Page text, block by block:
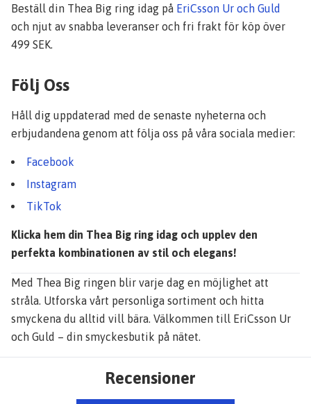
Beställ din Thea Big ring idag på EriCsson Ur och Guld
och njut av snabba leveranser och fri frakt för köp över
499 SEK.
Följ Oss
Håll dig uppdaterad med de senaste nyheterna och
erbjudandena genom att följa oss på våra sociala medier:
Facebook
Instagram
TikTok
Klicka hem din Thea Big ring idag och upplev den
perfekta kombinationen av stil och elegans!
Med Thea Big ringen blir varje dag en möjlighet att
stråla. Utforska vårt personliga sortiment och hitta
smyckena du alltid vill bära. Välkommen till EriCsson Ur
och Guld – din smyckesbutik på nätet.
Recensioner